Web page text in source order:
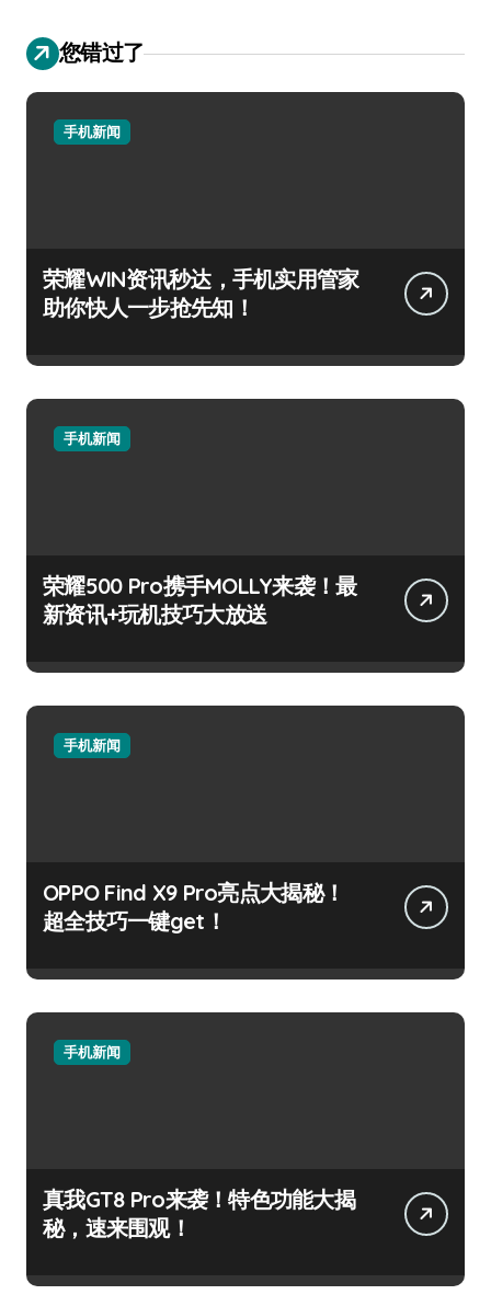
您错过了
手机新闻
荣耀WIN资讯秒达，手机实用管家
助你快人一步抢先知！
手机新闻
荣耀500 Pro携手MOLLY来袭！最
新资讯+玩机技巧大放送
手机新闻
OPPO Find X9 Pro亮点大揭秘！
超全技巧一键get！
手机新闻
真我GT8 Pro来袭！特色功能大揭
秘，速来围观！